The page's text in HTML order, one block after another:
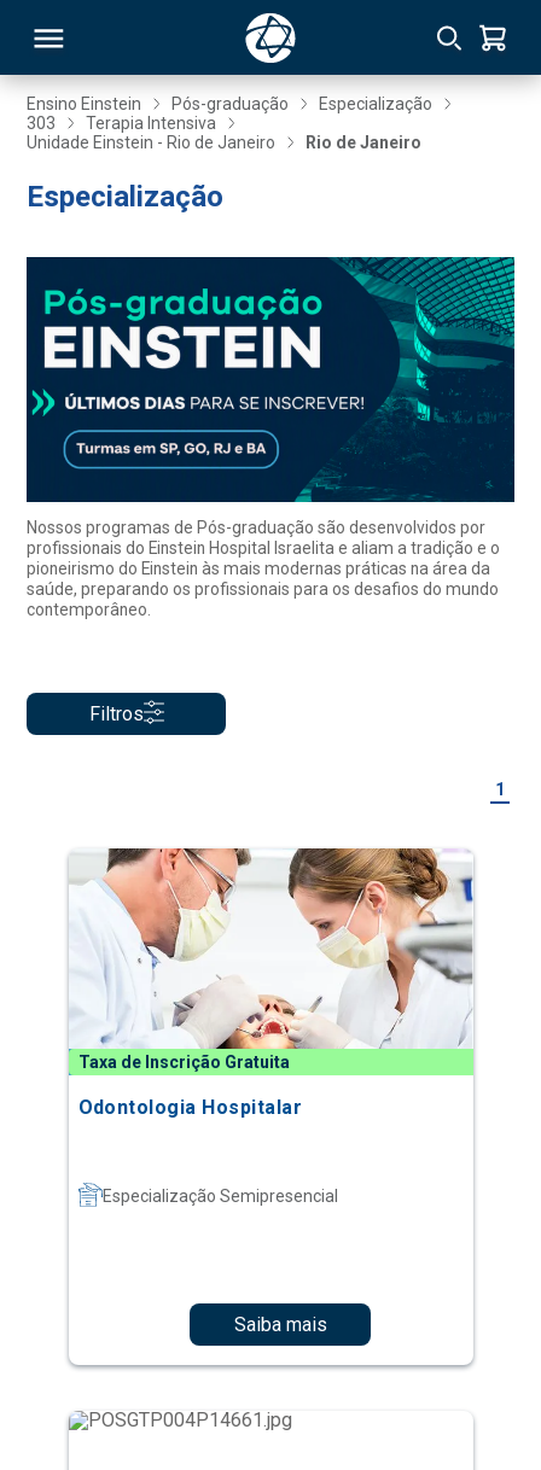
Ensino Einstein Pós-graduação
Especialização
303
Terapia Intensiva
Unidade Einstein - Rio de Janeiro
Rio de Janeiro
Especialização
Nossos programas de Pós-graduação são desenvolvidos por
profissionais do Einstein Hospital Israelita e aliam a tradição e o
pioneirismo do Einstein às mais modernas práticas na área da
saúde, preparando os profissionais para os desafios do mundo
contemporâneo.
Filtros
1
Taxa de Inscrição Gratuita
Odontologia Hospitalar
Especialização Semipresencial
Saiba mais